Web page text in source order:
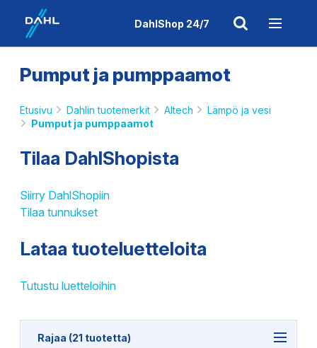
DahlShop 24/7
Pumput ja pumppaamot
Etusivu Dahlin tuotemerkit Altech
Lämpö ja vesi
Pumput ja pumppaamot
Tilaa DahlShopista
Siirry DahlShopiin
Tilaa tunnukset
Lataa tuoteluetteloita
Tutustu luetteloihin
Rajaa (21 tuotetta)